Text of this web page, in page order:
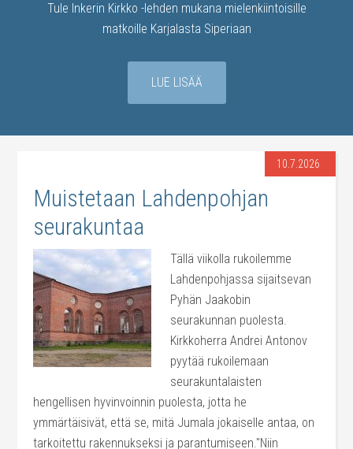
Tule Inkerin Kirkko -lehden mukana mielenkiintoisille
matkoille Karjalasta Siperiaan
LUE LISÄÄ
10.7.2026
Muistetaan Lahdenpohjan
seurakuntaa
Tällä viikolla rukoilemme
Lahdenpohjassa sijaitsevan
Pyhän Jaakobin
seurakunnan puolesta.
Kirkkoherra Andrei Antonov
pyytää rukoilemaan
seurakuntalaisten
hengellisen hyvinvoinnin puolesta, jotta he
ymmärtäisivät, että se, mitä Jumala jokaiselle antaa, on
tarkoitettu rakennukseksi ja parantumiseen."Niin